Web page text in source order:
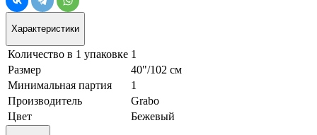
Характеристики
Количество в 1 упаковке 1
Размер
40"/102 см
Минимальная партия
1
Производитель
Grabo
Цвет
Бежевый